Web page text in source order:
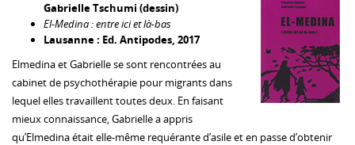
Gabrielle Tschumi (dessin)
El-Medina : entre ici et là-bas
Lausanne : Ed. Antipodes, 2017
Elmedina et Gabrielle se sont rencontrées au
cabinet de psychothérapie pour migrants dans
lequel elles travaillent toutes deux. En faisant
mieux connaissance, Gabrielle a appris
qu’Elmedina était elle-même requérante d’asile et en passe d’obtenir